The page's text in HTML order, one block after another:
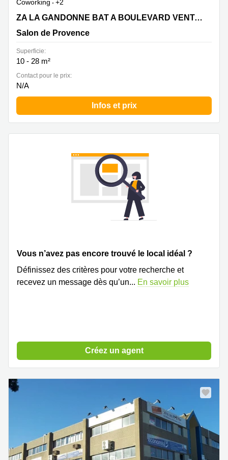
Coworking
+2
ZA LA GANDONNE BAT A BOULEVARD VENTADOUIRO,
Salon de Provence
ZA LA GANDONNE BAT A BOULEVARD VENTADOUIRO
Salon de Provence
Superficie:
10 - 28 m²
Contact pour le prix:
N/A
Infos et prix
Vous n’avez pas encore trouvé le local idéal ?
Définissez des critères pour votre recherche et
recevez un message dès qu’un... En savoir plus
Créez un agent